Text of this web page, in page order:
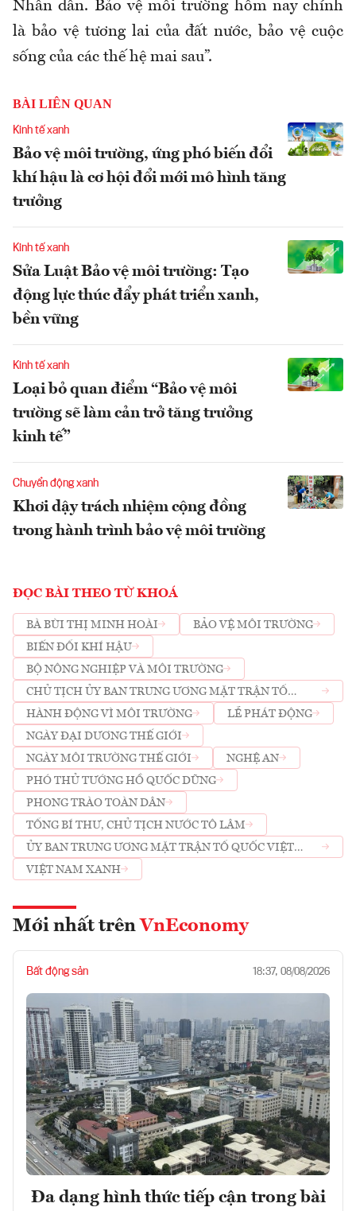
Nhân dân. Bảo vệ môi trường hôm nay chính
là bảo vệ tương lai của đất nước, bảo vệ cuộc
sống của các thế hệ mai sau”.
BÀI LIÊN QUAN
Kinh tế xanh
Bảo vệ môi trường, ứng phó biến đổi
khí hậu là cơ hội đổi mới mô hình tăng
trưởng
Kinh tế xanh
Sửa Luật Bảo vệ môi trường: Tạo
động lực thúc đẩy phát triển xanh,
bền vững
Kinh tế xanh
Loại bỏ quan điểm “Bảo vệ môi
trường sẽ làm cản trở tăng trưởng
kinh tế”
Chuyển động xanh
Khơi dậy trách nhiệm cộng đồng
trong hành trình bảo vệ môi trường
ĐỌC BÀI THEO TỪ KHOÁ
BÀ BÙI THỊ MINH HOÀI
BẢO VỆ MÔI TRƯỜNG
BIẾN ĐỔI KHÍ HẬU
BỘ NÔNG NGHIỆP VÀ MÔI TRƯỜNG
CHỦ TỊCH ỦY BAN TRUNG ƯƠNG MẶT TRẬN TỔ
QUỐC VIỆT NAM
HÀNH ĐỘNG VÌ MÔI TRƯỜNG
LỄ PHÁT ĐỘNG
NGÀY ĐẠI DƯƠNG THẾ GIỚI
NGÀY MÔI TRƯỜNG THẾ GIỚI
NGHỆ AN
PHÓ THỦ TƯỚNG HỒ QUỐC DŨNG
PHONG TRÀO TOÀN DÂN
TỔNG BÍ THƯ, CHỦ TỊCH NƯỚC TÔ LÂM
ỦY BAN TRUNG ƯƠNG MẶT TRẬN TỔ QUỐC VIỆT
NAM
VIỆT NAM XANH
Mới nhất trên VnEconomy
Bất động sản 18:37, 08/08/2026
Đa dạng hình thức tiếp cận trong bài